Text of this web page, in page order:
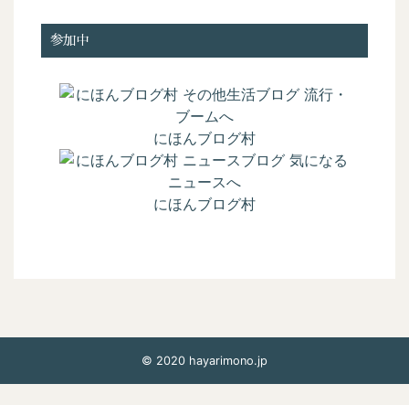
参加中
にほんブログ村
にほんブログ村
© 2020 hayarimono.jp